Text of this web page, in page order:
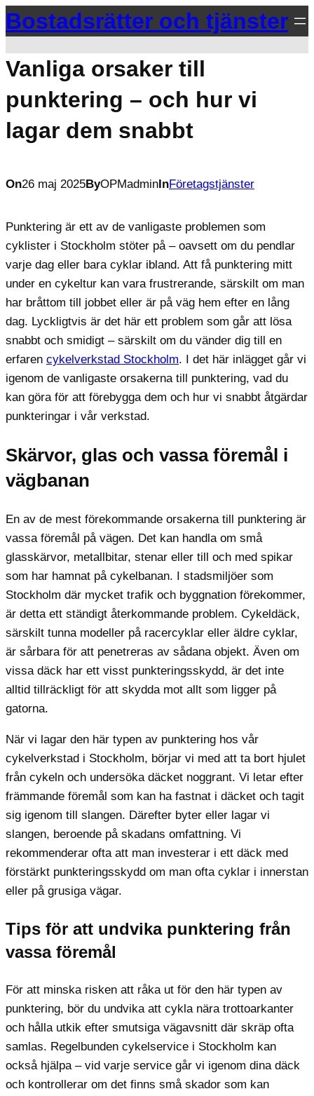
Hoppa
till
innehåll
Bostadsrätter och tjänster
Vanliga orsaker till
punktering – och hur vi
lagar dem snabbt
On26 maj 2025ByOPMadminInFöretagstjänster
Punktering är ett av de vanligaste problemen som
cyklister i Stockholm stöter på – oavsett om du pendlar
varje dag eller bara cyklar ibland. Att få punktering mitt
under en cykeltur kan vara frustrerande, särskilt om man
har bråttom till jobbet eller är på väg hem efter en lång
dag. Lyckligtvis är det här ett problem som går att lösa
snabbt och smidigt – särskilt om du vänder dig till en
erfaren cykelverkstad Stockholm. I det här inlägget går vi
igenom de vanligaste orsakerna till punktering, vad du
kan göra för att förebygga dem och hur vi snabbt åtgärdar
punkteringar i vår verkstad.
Skärvor, glas och vassa föremål i
vägbanan
En av de mest förekommande orsakerna till punktering är
vassa föremål på vägen. Det kan handla om små
glasskärvor, metallbitar, stenar eller till och med spikar
som har hamnat på cykelbanan. I stadsmiljöer som
Stockholm där mycket trafik och byggnation förekommer,
är detta ett ständigt återkommande problem. Cykeldäck,
särskilt tunna modeller på racercyklar eller äldre cyklar,
är sårbara för att penetreras av sådana objekt. Även om
vissa däck har ett visst punkteringsskydd, är det inte
alltid tillräckligt för att skydda mot allt som ligger på
gatorna.
När vi lagar den här typen av punktering hos vår
cykelverkstad i Stockholm, börjar vi med att ta bort hjulet
från cykeln och undersöka däcket noggrant. Vi letar efter
främmande föremål som kan ha fastnat i däcket och tagit
sig igenom till slangen. Därefter byter eller lagar vi
slangen, beroende på skadans omfattning. Vi
rekommenderar ofta att man investerar i ett däck med
förstärkt punkteringsskydd om man ofta cyklar i innerstan
eller på grusiga vägar.
Tips för att undvika punktering från
vassa föremål
För att minska risken att råka ut för den här typen av
punktering, bör du undvika att cykla nära trottoarkanter
och hålla utkik efter smutsiga vägavsnitt där skräp ofta
samlas. Regelbunden cykelservice i Stockholm kan
också hjälpa – vid varje service går vi igenom dina däck
och kontrollerar om det finns små skador som kan